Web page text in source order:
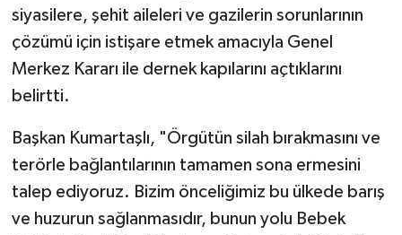
siyasilere, şehit aileleri ve gazilerin sorunlarının
çözümü için istişare etmek amacıyla Genel
Merkez Kararı ile dernek kapılarını açtıklarını
belirtti.
Başkan Kumartaşlı, "Örgütün silah bırakmasını ve
terörle bağlantılarının tamamen sona ermesini
talep ediyoruz. Bizim önceliğimiz bu ülkede barış
ve huzurun sağlanmasıdır, bunun yolu Bebek